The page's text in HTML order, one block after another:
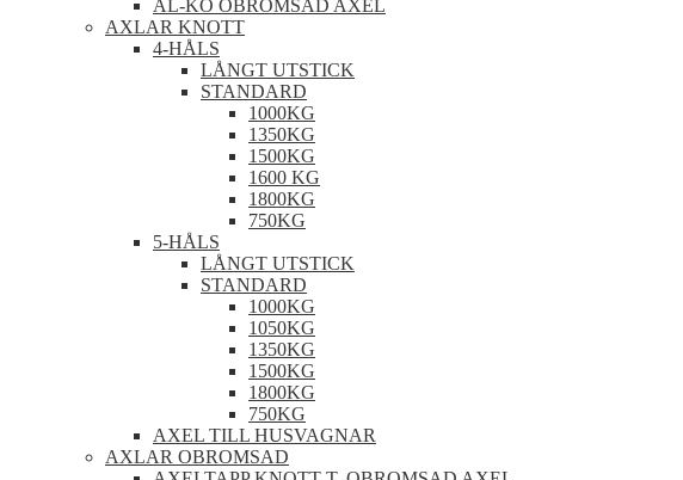
AL-KO OBROMSAD AXEL
AXLAR KNOTT
4-HÅLS
LÅNGT UTSTICK
STANDARD
1000KG
1350KG
1500KG
1600 KG
1800KG
750KG
5-HÅLS
LÅNGT UTSTICK
STANDARD
1000KG
1050KG
1350KG
1500KG
1800KG
750KG
AXEL TILL HUSVAGNAR
AXLAR OBROMSAD